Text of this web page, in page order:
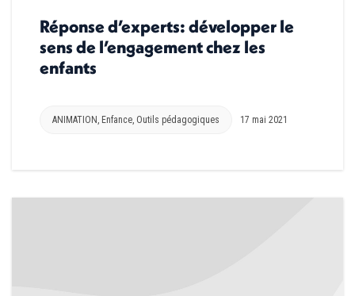
Réponse d’experts: développer le
sens de l’engagement chez les
enfants
ANIMATION , Enfance, Outils pédagogiques 17 mai 2021